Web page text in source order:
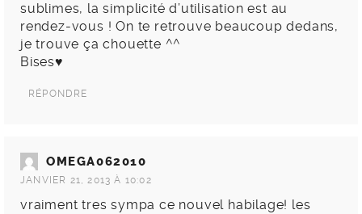
sublimes, la simplicité d’utilisation est au
rendez-vous ! On te retrouve beaucoup dedans,
je trouve ça chouette ^^
Bises♥
RÉPONDRE
OMEGA062010
JANVIER 21, 2013 À 10:02
vraiment tres sympa ce nouvel habilage! les